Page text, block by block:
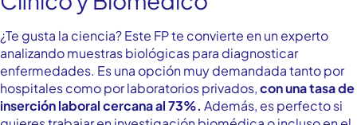
¿Te gusta la ciencia? Este FP te convierte en un experto
analizando muestras biológicas para diagnosticar
enfermedades. Es una opción muy demandada tanto por
hospitales como por laboratorios privados,con una tasa de
inserción laboral cercana al 73%. Además, es perfecto si